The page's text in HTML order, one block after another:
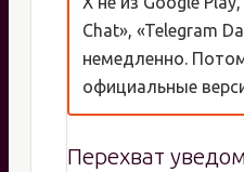
Chat», «Telegram
немедленно.
официальные
Перехват